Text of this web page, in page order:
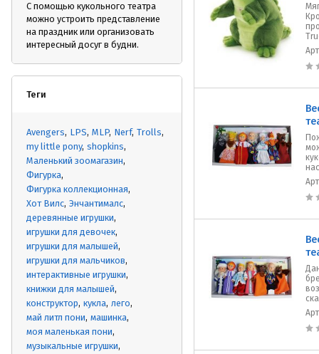
С помощью кукольного театра
можно устроить представление
на праздник или организовать
интересный досуг в будни.
Теги
Avengers LPS MLP Nerf Trolls
my little pony shopkins
Маленький зоомагазин
Фигурка
Фигурка коллекционная
Хот Вилс Энчантималс
деревянные игрушки
игрушки для девочек
игрушки для малышей
игрушки для мальчиков
интерактивные игрушки
книжки для малышей
конструктор кукла лего
май литл пони машинка
моя маленькая пони
музыкальные игрушки